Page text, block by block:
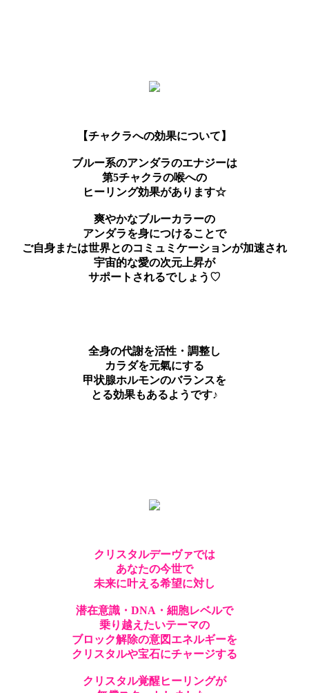
【チャクラへの効果について】
ブルー系のアンダラのエナジーは
第5チャクラの喉への
ヒーリング効果があります☆
爽やかなブルーカラーの
アンダラを身につけることで
ご自身または世界とのコミュミケーションが加速され
宇宙的な愛の次元上昇が
サポートされるでしょう♡
全身の代謝を活性・調整し
カラダを元氣にする
甲状腺ホルモンのバランスを
とる効果もあるようです♪
クリスタルデーヴァでは
あなたの今世で
未来に叶える希望に対し
潜在意識・DNA・細胞レベルで
乗り越えたいテーマの
ブロック解除の意図エネルギーを
クリスタルや宝石にチャージする
クリスタル覚醒ヒーリングが